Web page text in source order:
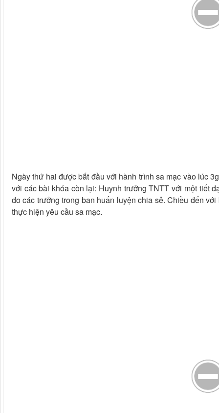
Ngày thứ hai được bắt đầu với hành trình sa mạc vào lúc
với các bài khóa còn lại: Huynh trưởng TNTT với một tiết
do các trưởng trong ban huấn luyện chia sẻ. Chiều đến
thực hiện yêu cầu sa mạc.